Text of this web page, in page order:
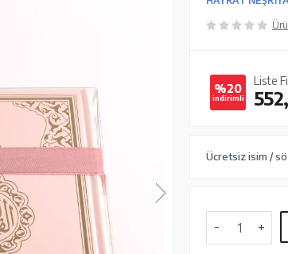
%20
indirimli
Liste
Ücretsiz isim /